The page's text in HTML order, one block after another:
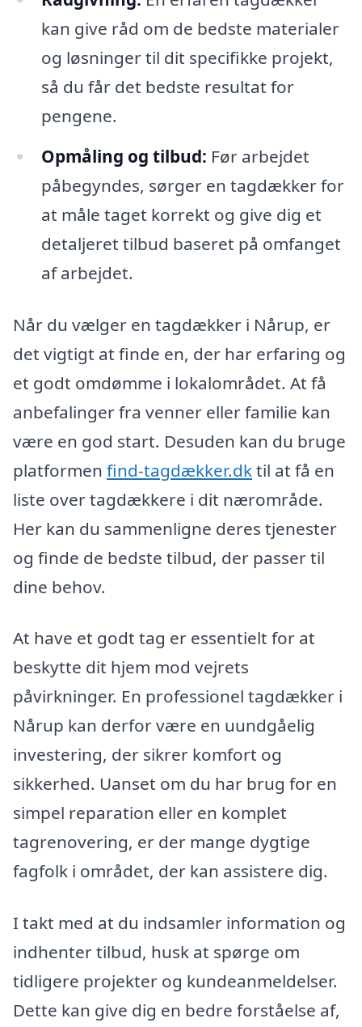
kan give råd om de bedste materialer
og løsninger til dit specifikke projekt,
så du får det bedste resultat for
pengene.
Opmåling og tilbud: Før arbejdet
påbegyndes, sørger en tagdækker for
at måle taget korrekt og give dig et
detaljeret tilbud baseret på omfanget
af arbejdet.
Når du vælger en tagdækker i Nårup, er
det vigtigt at finde en, der har erfaring og
et godt omdømme i lokalområdet. At få
anbefalinger fra venner eller familie kan
være en god start. Desuden kan du bruge
platformen find-tagdækker.dktil at få en
liste over tagdækkere i dit nærområde.
Her kan du sammenligne deres tjenester
og finde de bedste tilbud, der passer til
dine behov.
At have et godt tag er essentielt for at
beskytte dit hjem mod vejrets
påvirkninger. En professionel tagdækker i
Nårup kan derfor være en uundgåelig
investering, der sikrer komfort og
sikkerhed. Uanset om du har brug for en
simpel reparation eller en komplet
tagrenovering, er der mange dygtige
fagfolk i området, der kan assistere dig.
I takt med at du indsamler information og
indhenter tilbud, husk at spørge om
tidligere projekter og kundeanmeldelser.
Dette kan give dig en bedre forståelse af,